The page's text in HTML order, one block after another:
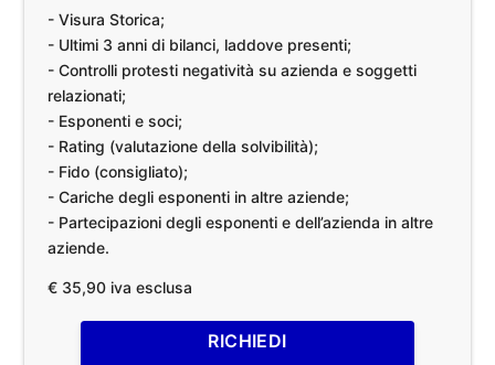
- Visura Storica;
- Ultimi 3 anni di bilanci, laddove presenti;
- Controlli protesti negatività su azienda e soggetti
relazionati;
- Esponenti e soci;
- Rating (valutazione della solvibilità);
- Fido (consigliato);
- Cariche degli esponenti in altre aziende;
- Partecipazioni degli esponenti e dell’azienda in altre
aziende.
€ 35,90 iva esclusa
RICHIEDI